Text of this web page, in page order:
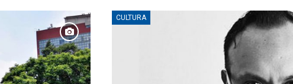
CULTURA